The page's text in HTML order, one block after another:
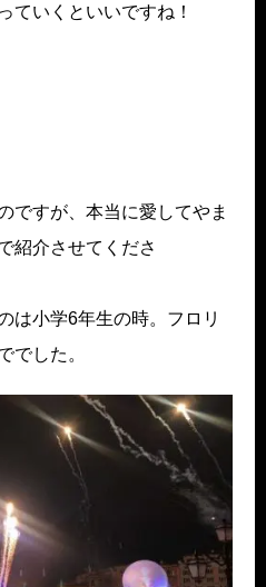
ていくといいですね！
ですが、本当に愛してやま
紹介させてくださ
は小学6年生の時。フロリ
でした。